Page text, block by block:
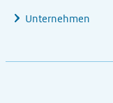
Unternehmen